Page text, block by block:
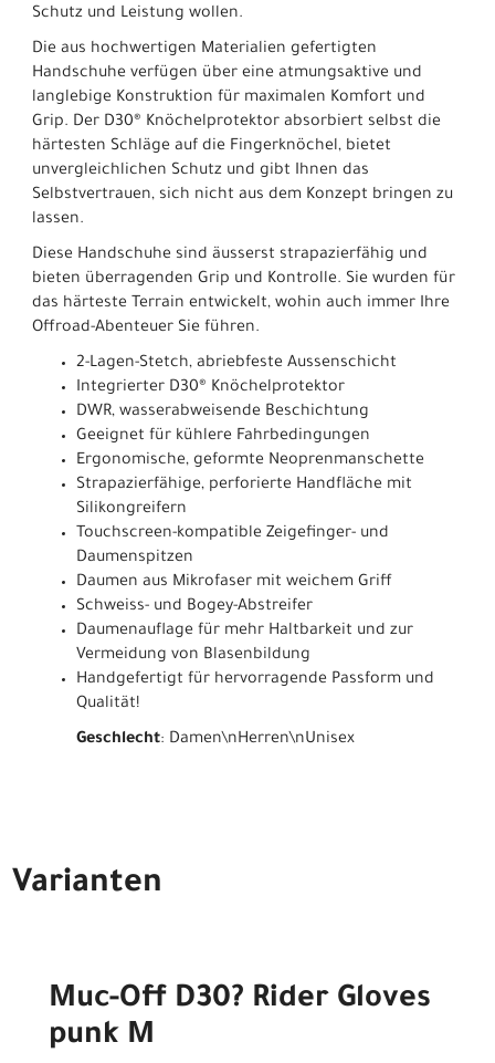
Schutz und Leistung wollen.
Die aus hochwertigen Materialien gefertigten
Handschuhe verfügen über eine atmungsaktive und
langlebige Konstruktion für maximalen Komfort und
Grip. Der D30® Knöchelprotektor absorbiert selbst die
härtesten Schläge auf die Fingerknöchel, bietet
unvergleichlichen Schutz und gibt Ihnen das
Selbstvertrauen, sich nicht aus dem Konzept bringen zu
lassen.
Diese Handschuhe sind äusserst strapazierfähig und
bieten überragenden Grip und Kontrolle. Sie wurden für
das härteste Terrain entwickelt, wohin auch immer Ihre
Offroad-Abenteuer Sie führen.
2-Lagen-Stetch, abriebfeste Aussenschicht
Integrierter D30® Knöchelprotektor
DWR, wasserabweisende Beschichtung
Geeignet für kühlere Fahrbedingungen
Ergonomische, geformte Neoprenmanschette
Strapazierfähige, perforierte Handfläche mit
Silikongreifern
Touchscreen-kompatible Zeigefinger- und
Daumenspitzen
Daumen aus Mikrofaser mit weichem Griff
Schweiss- und Bogey-Abstreifer
Daumenauflage für mehr Haltbarkeit und zur
Vermeidung von Blasenbildung
Handgefertigt für hervorragende Passform und
Qualität!
Geschlecht: Damen\nHerren\nUnisex
Varianten
Muc-Off D30? Rider Gloves
punk M